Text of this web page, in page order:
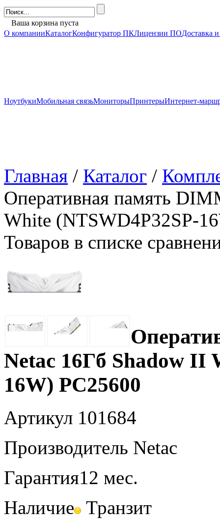
Ваша корзина пуста
О компанииКаталогКонфигуратор ПКЛицензии ПОДоставка
НоутбукиМобильная связьМониторыПринтерыИнтернет-
Главная / Каталог /
Оперативная память
White (NTSWD4P32SP-
Товаров в списке
Netac 16Гб Shadow II
16W) PC25600
Артикул 101684
Производитель Netac
Гарантия12 мес.
Наличие Транзит